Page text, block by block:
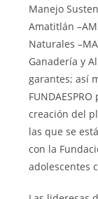
Manejo
Amatitlán
Naturales
Ganadería y
garantes; así
creación del
las que se
con la
adolescentes